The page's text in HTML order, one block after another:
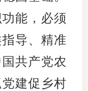
能，必须
导、精准
共产党农
建促乡村